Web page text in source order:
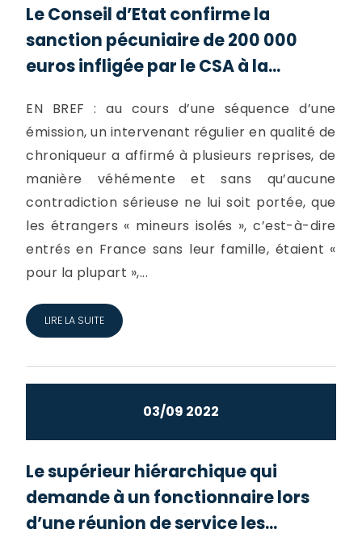
Le Conseil d’Etat confirme la
sanction pécuniaire de 200 000
euros infligée par le CSA à la...
EN BREF : au cours d’une séquence d’une
émission, un intervenant régulier en qualité de
chroniqueur a affirmé à plusieurs reprises, de
manière véhémente et sans qu’aucune
contradiction sérieuse ne lui soit portée, que
les étrangers « mineurs isolés », c’est-à-dire
entrés en France sans leur famille, étaient «
pour la plupart »,...
LIRE LA SUITE
03/09 2022
Le supérieur hiérarchique qui
demande à un fonctionnaire lors
d’une réunion de service les...